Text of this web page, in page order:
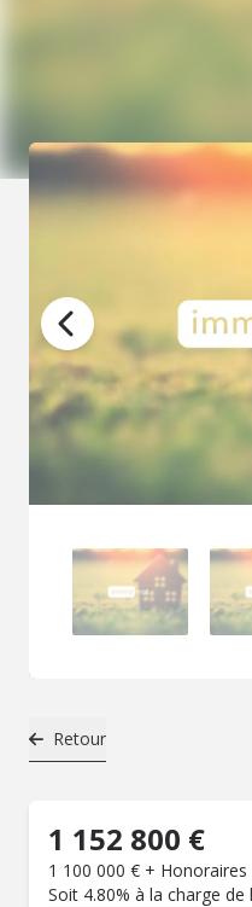
Retour
1 152 800 €
1 100 000 € +
Soit 4.80% à la charge de